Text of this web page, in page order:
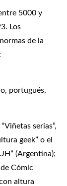
5000 y
Los
de la
portugués,
serias”,
geek” o el
(Argentina);
Cómic
altura